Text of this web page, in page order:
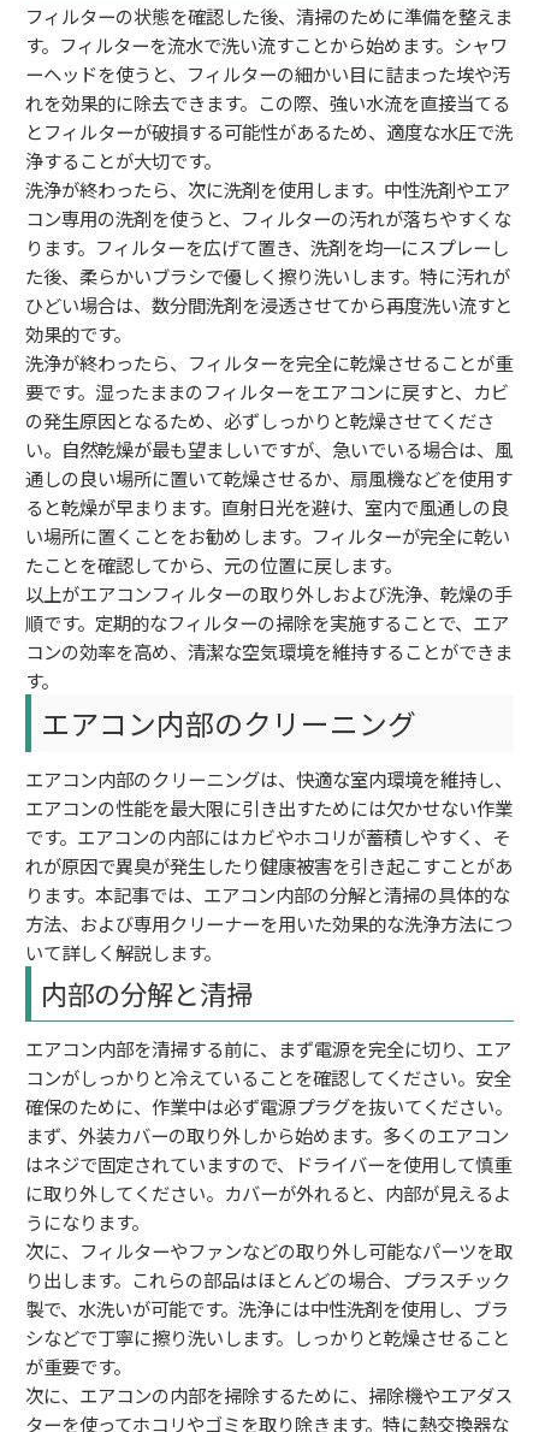
フィルターの状態を確認した後、清掃のために準備を整えま
す。フィルターを流水で洗い流すことから始めます。シャワ
ーヘッドを使うと、フィルターの細かい目に詰まった埃や汚
れを効果的に除去できます。この際、強い水流を直接当てる
とフィルターが破損する可能性があるため、適度な水圧で洗
浄することが大切です。
洗浄が終わったら、次に洗剤を使用します。中性洗剤やエア
コン専用の洗剤を使うと、フィルターの汚れが落ちやすくな
ります。フィルターを広げて置き、洗剤を均一にスプレーし
た後、柔らかいブラシで優しく擦り洗いします。特に汚れが
ひどい場合は、数分間洗剤を浸透させてから再度洗い流すと
効果的です。
洗浄が終わったら、フィルターを完全に乾燥させることが重
要です。湿ったままのフィルターをエアコンに戻すと、カビ
の発生原因となるため、必ずしっかりと乾燥させてくださ
い。自然乾燥が最も望ましいですが、急いでいる場合は、風
通しの良い場所に置いて乾燥させるか、扇風機などを使用す
ると乾燥が早まります。直射日光を避け、室内で風通しの良
い場所に置くことをお勧めします。フィルターが完全に乾い
たことを確認してから、元の位置に戻します。
以上がエアコンフィルターの取り外しおよび洗浄、乾燥の手
順です。定期的なフィルターの掃除を実施することで、エア
コンの効率を高め、清潔な空気環境を維持することができま
す。
エアコン内部のクリーニング
エアコン内部のクリーニングは、快適な室内環境を維持し、
エアコンの性能を最大限に引き出すためには欠かせない作業
です。エアコンの内部にはカビやホコリが蓄積しやすく、そ
れが原因で異臭が発生したり健康被害を引き起こすことがあ
ります。本記事では、エアコン内部の分解と清掃の具体的な
方法、および専用クリーナーを用いた効果的な洗浄方法につ
いて詳しく解説します。
内部の分解と清掃
エアコン内部を清掃する前に、まず電源を完全に切り、エア
コンがしっかりと冷えていることを確認してください。安全
確保のために、作業中は必ず電源プラグを抜いてください。
まず、外装カバーの取り外しから始めます。多くのエアコン
はネジで固定されていますので、ドライバーを使用して慎重
に取り外してください。カバーが外れると、内部が見えるよ
うになります。
次に、フィルターやファンなどの取り外し可能なパーツを取
り出します。これらの部品はほとんどの場合、プラスチック
製で、水洗いが可能です。洗浄には中性洗剤を使用し、ブラ
シなどで丁寧に擦り洗いします。しっかりと乾燥させること
が重要です。
次に、エアコンの内部を掃除するために、掃除機やエアダス
ターを使ってホコリやゴミを取り除きます。特に熱交換器な